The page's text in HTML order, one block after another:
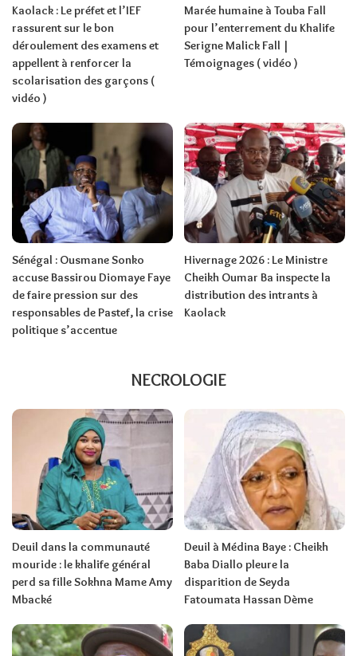
Kaolack : Le préfet et l’IEF
rassurent sur le bon
déroulement des examens et
appellent à renforcer la
scolarisation des garçons (
vidéo )
Marée humaine à Touba Fall
pour l’enterrement du Khalife
Serigne Malick Fall |
Témoignages ( vidéo )
Sénégal : Ousmane Sonko
accuse Bassirou Diomaye Faye
de faire pression sur des
responsables de Pastef, la crise
politique s’accentue
Hivernage 2026 : Le Ministre
Cheikh Oumar Ba inspecte la
distribution des intrants à
Kaolack
NECROLOGIE
Deuil dans la communauté
mouride : le khalife général
perd sa fille Sokhna Mame Amy
Mbacké
Deuil à Médina Baye : Cheikh
Baba Diallo pleure la
disparition de Seyda
Fatoumata Hassan Dème